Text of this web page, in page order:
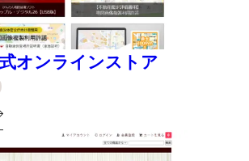
オンラインストア